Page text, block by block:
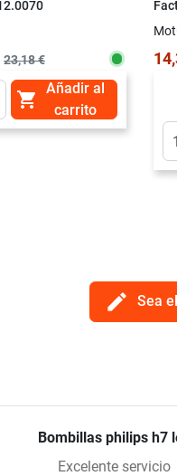
23,18 €

Añadir al
carrito
edit Sea
Bombillas philips h7
Excelente servicio